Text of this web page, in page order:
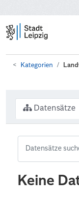
Kategorien
Datensätze
Keine